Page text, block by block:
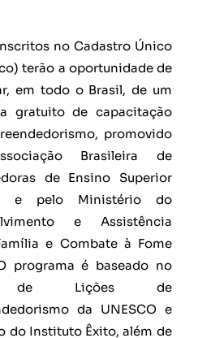
no Cadastro Único
terão a oportunidade de
em todo o Brasil, de um
gratuito de capacitação
promovido
Brasileira de
de Ensino Superior
e pelo Ministério do
e Assistência
e Combate à Fome
programa é baseado no
de Lições de
da UNESCO e
do Instituto Êxito, além de